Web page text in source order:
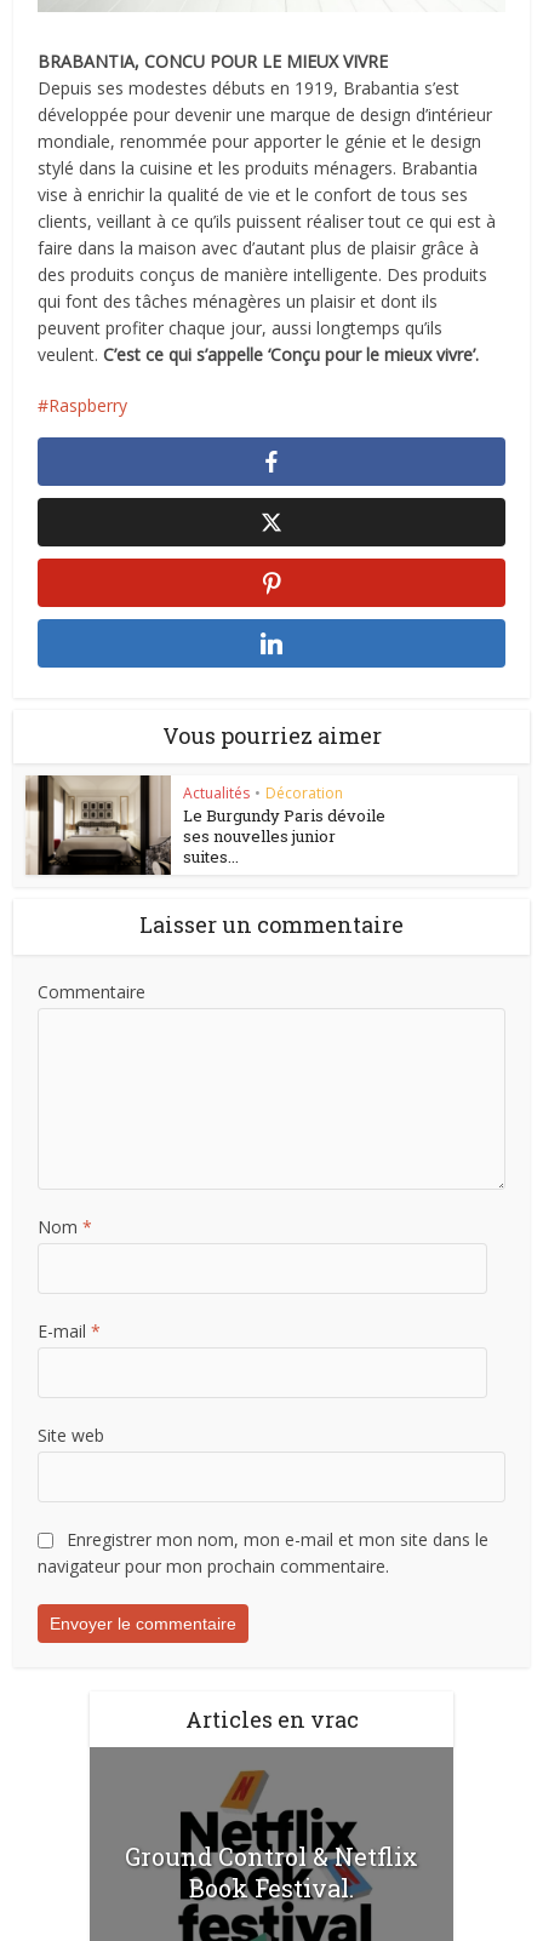
BRABANTIA, CONCU POUR LE MIEUX VIVRE
Depuis ses modestes débuts en 1919, Brabantia s’est
développée pour devenir une marque de design d’intérieur
mondiale, renommée pour apporter le génie et le design
stylé dans la cuisine et les produits ménagers. Brabantia
vise à enrichir la qualité de vie et le confort de tous ses
clients, veillant à ce qu’ils puissent réaliser tout ce qui est à
faire dans la maison avec d’autant plus de plaisir grâce à
des produits conçus de manière intelligente. Des produits
qui font des tâches ménagères un plaisir et dont ils
peuvent profiter chaque jour, aussi longtemps qu’ils
veulent.C’est ce qui s’appelle ‘Conçu pour le mieux vivre’.
Raspberry
Vous pourriez aimer
Actualités • Décoration
Le Burgundy Paris dévoile
ses nouvelles junior
suites...
Laisser un commentaire
Commentaire
Nom*
E-mail*
Site web
Enregistrer mon nom, mon e-mail et mon site dans le
navigateur pour mon prochain commentaire.
Articles en vrac
Ground Control & Netflix
Book Festival.